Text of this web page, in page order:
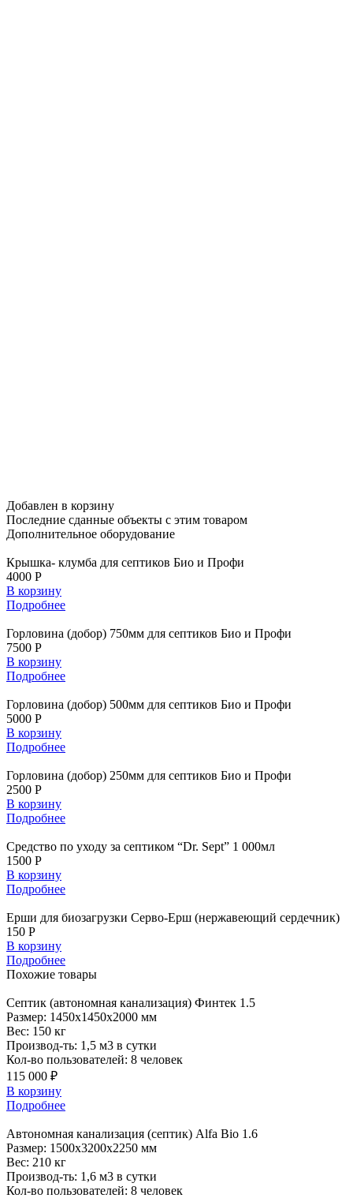
Добавлен в корзину
Последние сданные объекты с этим товаром
Дополнительное оборудование
Крышка- клумба для септиков Био и Профи
4000 Р
В корзину
Подробнее
Горловина (добор) 750мм для септиков Био и Профи
7500 Р
В корзину
Подробнее
Горловина (добор) 500мм для септиков Био и Профи
5000 Р
В корзину
Подробнее
Горловина (добор) 250мм для септиков Био и Профи
2500 Р
В корзину
Подробнее
Средство по уходу за септиком “Dr. Sept” 1 000мл
1500 Р
В корзину
Подробнее
Ерши для биозагрузки Серво-Ерш (нержавеющий сердечник)
150 Р
В корзину
Подробнее
Похожие товары
Септик (автономная канализация) Финтек 1.5
Размер: 1450x1450x2000 мм
Вес: 150 кг
Производ-ть: 1,5 м3 в сутки
Кол-во пользователей: 8 человек
115 000 ₽
В корзину
Подробнее
Автономная канализация (септик) Alfa Bio 1.6
Размер: 1500x3200x2250 мм
Вес: 210 кг
Производ-ть: 1,6 м3 в сутки
Кол-во пользователей: 8 человек